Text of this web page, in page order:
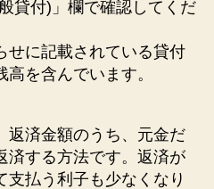
貸付)」欄で確認してくだ
せに記載されている貸付
を含んでいます。
返済金額のうち、元金だ
済する方法です。返済が
支払う利子も少なくなり